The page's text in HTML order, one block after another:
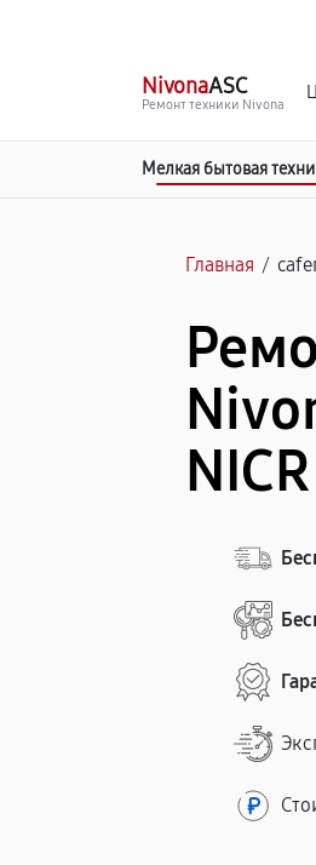
NivonaASC
Ремонт техники Nivona
Мелкая бытовая
Главная /